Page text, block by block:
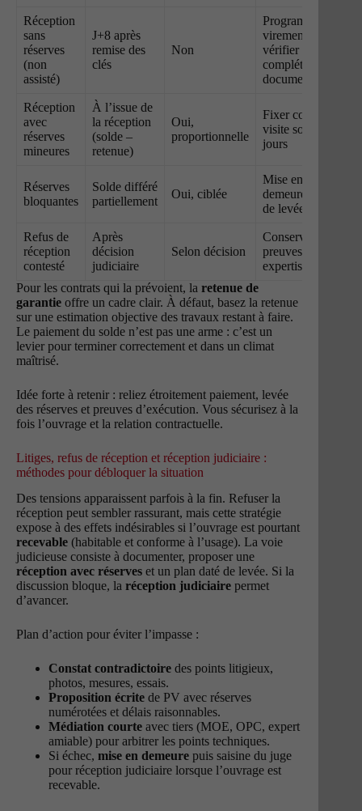
Réception
sans
réserves
(non
assisté)
J+8 après
remise des
clés
Non
Programmer le
virement,
vérifier la
complétude
documentaire
Réception
avec
réserves
mineures
À l’issue de
la réception
(solde –
retenue)
Oui,
proportionnelle
Fixer contre-
visite sous 15
jours
Réserves
bloquantes
Solde différé
partiellement
Oui, ciblée
Mise en
demeure, plan
de levée daté
Refus de
réception
contesté
Après
décision
judiciaire
Selon décision
Conserver
preuves,
expertiser
Pour les contrats qui la prévoient, la retenue de
garantie offre un cadre clair. À défaut, basez la retenue
sur une estimation objective des travaux restant à faire.
Le paiement du solde n’est pas une arme : c’est un
levier pour terminer correctement et dans un climat
maîtrisé.
Idée forte à retenir : reliez étroitement paiement, levée
des réserves et preuves d’exécution. Vous sécurisez à la
fois l’ouvrage et la relation contractuelle.
Litiges, refus de réception et réception judiciaire :
méthodes pour débloquer la situation
Des tensions apparaissent parfois à la fin. Refuser la
réception peut sembler rassurant, mais cette stratégie
expose à des effets indésirables si l’ouvrage est pourtant
recevable (habitable et conforme à l’usage). La voie
judicieuse consiste à documenter, proposer une
réception avec réserves et un plan daté de levée. Si la
discussion bloque, la réception judiciaire permet
d’avancer.
Plan d’action pour éviter l’impasse :
Constat contradictoire des points litigieux,
photos, mesures, essais.
Proposition écrite de PV avec réserves
numérotées et délais raisonnables.
Médiation courte avec tiers (MOE, OPC, expert
amiable) pour arbitrer les points techniques.
Si échec, mise en demeure puis saisine du juge
pour réception judiciaire lorsque l’ouvrage est
recevable.